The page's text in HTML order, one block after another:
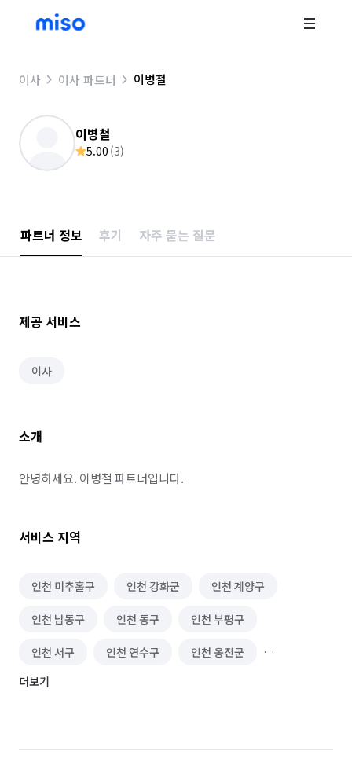
이사 이사 파트너 이병철
이병철
5.00 (3)
파트너 정보 후기 자주 묻는 질문
제공 서비스
이사
소개
안녕하세요. 이병철 파트너입니다.
서비스 지역
인천 미추홀구 인천 강화군 인천 계양구
인천 남동구 인천 동구 인천 부평구
인천 서구 인천 연수구 인천 옹진군
인천 중구
더보기